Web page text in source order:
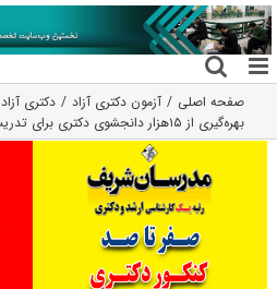
رفتن
به
محتوا
صفحه اصلی آزمون دکتری آزاد
دکتری آزاد
بهره‌گیری از ۱۵هزار دانجشوی دکتری برای تدریس در دانشگاه آزاد